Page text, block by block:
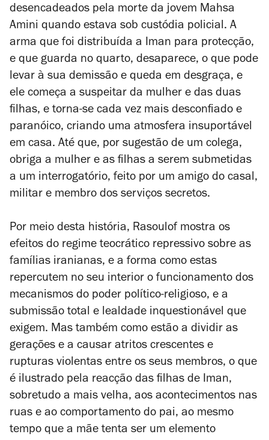
desencadeados pela morte da jovem Mahsa
Amini quando estava sob custódia policial. A
arma que foi distribuída a Iman para protecção,
e que guarda no quarto, desaparece, o que pode
levar à sua demissão e queda em desgraça, e
ele começa a suspeitar da mulher e das duas
filhas, e torna-se cada vez mais desconfiado e
paranóico, criando uma atmosfera insuportável
em casa. Até que, por sugestão de um colega,
obriga a mulher e as filhas a serem submetidas
a um interrogatório, feito por um amigo do casal,
militar e membro dos serviços secretos.
Por meio desta história, Rasoulof mostra os
efeitos do regime teocrático repressivo sobre as
famílias iranianas, e a forma como estas
repercutem no seu interior o funcionamento dos
mecanismos do poder político-religioso, e a
submissão total e lealdade inquestionável que
exigem. Mas também como estão a dividir as
gerações e a causar atritos crescentes e
rupturas violentas entre os seus membros, o que
é ilustrado pela reacção das filhas de Iman,
sobretudo a mais velha, aos acontecimentos nas
ruas e ao comportamento do pai, ao mesmo
tempo que a mãe tenta ser um elemento